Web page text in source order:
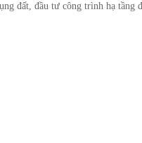
đất, đầu tư công trình hạ tầng